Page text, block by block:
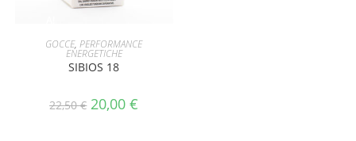
AGGIUNGI AL CARRELLO
GOCCE,PERFORMANCE
ENERGETICHE
SIBIOS 18
22,50€ 20,00€